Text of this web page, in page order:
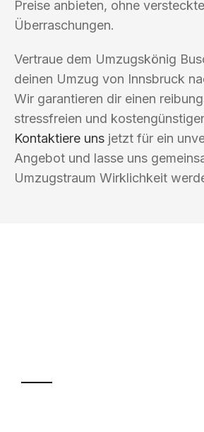
Preise anbieten, ohne
Überraschungen.
Vertraue dem Umzugskönig
deinen Umzug von Innsbruck
Wir garantieren dir einen
stressfreien und
Kontaktiere uns jetzt für ein
Angebot und lasse uns
Umzugstraum Wirklichkeit